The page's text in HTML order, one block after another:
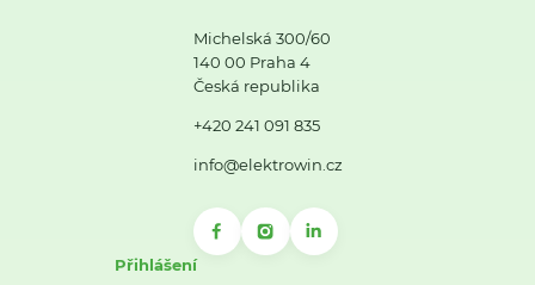
Michelská 300/60
140 00 Praha 4
Česká republika
+420 241 091 835
info@elektrowin.cz
Přihlášení